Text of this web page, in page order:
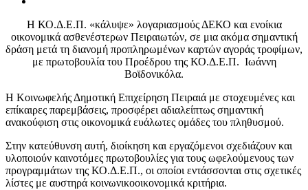
Η ΚΟ.Δ.Ε.Π. «κάλυψε» λογαριασμούς ΔΕΚΟ και ενοίκια
οικονομικά ασθενέστερων Πειραιωτών, σε μια ακόμα σημαντική
δράση μετά τη διανομή προπληρωμένων καρτών αγοράς τροφίμων,
με πρωτοβουλία του Προέδρου της ΚΟ.Δ.Ε.Π. Ιωάννη
Βοϊδονικόλα.
Η Κοινωφελής Δημοτική Επιχείρηση Πειραιά με στοχευμένες και
επίκαιρες παρεμβάσεις, προσφέρει αδιαλείπτως σημαντική
ανακούφιση στις οικονομικά ευάλωτες ομάδες του πληθυσμού.
Στην κατεύθυνση αυτή, διοίκηση και εργαζόμενοι σχεδιάζουν και
υλοποιούν καινοτόμες πρωτοβουλίες για τους ωφελούμενους των
προγραμμάτων της ΚΟ.Δ.Ε.Π., οι οποίοι εντάσσονται στις σχετικές
λίστες με αυστηρά κοινωνικοοικονομικά κριτήρια.